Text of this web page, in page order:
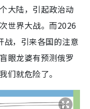
大陆，引起政治动
世界大战。而2026
战，引来各国的注意
眼龙婆有预测俄罗
们就危险了。